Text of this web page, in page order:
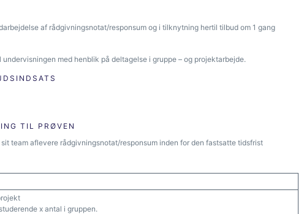
af rådgivningsnotat/responsum og i tilknytning hertil tilbud om 1 gang
med henblik på deltagelse i gruppe – og projektarbejde.
TIL PRØVEN
team aflevere rådgivningsnotat/responsum inden for den fastsatte tidsfrist
x antal i gruppen.